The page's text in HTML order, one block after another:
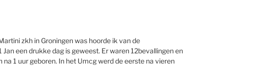
zkh in Groningen was hoorde ik van de
een drukke dag is geweest. Er waren 12bevallingen en
na 1 uur geboren. In het Umcg werd de eerste na vieren